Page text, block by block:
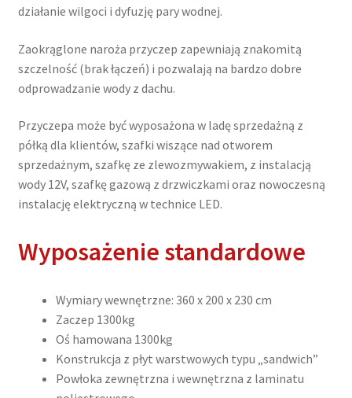
działanie wilgoci i dyfuzję pary wodnej.
Zaokrąglone naroża przyczep zapewniają znakomitą
szczelność (brak łączeń) i pozwalają na bardzo dobre
odprowadzanie wody z dachu.
Przyczepa może być wyposażona w ladę sprzedażną z
półką dla klientów, szafki wiszące nad otworem
sprzedażnym, szafkę ze zlewozmywakiem, z instalacją
wody 12V, szafkę gazową z drzwiczkami oraz nowoczesną
instalację elektryczną w technice LED.
Wyposażenie standardowe
Wymiary wewnętrzne: 360 x 200 x 230 cm
Zaczep 1300kg
Oś hamowana 1300kg
Konstrukcja z płyt warstwowych typu „sandwich”
Powłoka zewnętrzna i wewnętrzna z laminatu